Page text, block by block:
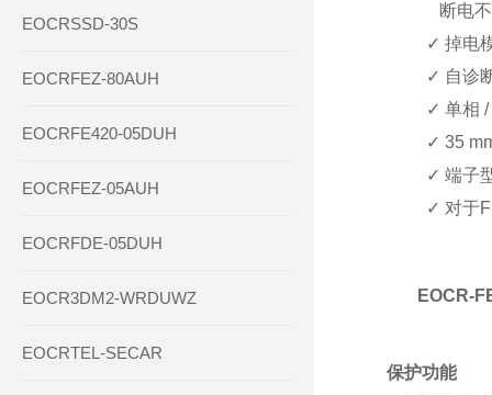
EOCRSSD-30S
EOCRFEZ-80AUH
EOCRFE420-05DUH
EOCRFEZ-05AUH
EOCRFDE-05DUH
EOCR3DM2-WRDUWZ
EOCRTEL-SECAR
断电不丢
✓ 掉电
✓ 自诊
✓ 单相
✓ 35
✓ 端子
✓ 对于
EOCR-
保护功能